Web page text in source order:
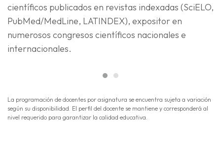
científicos publicados en revistas indexadas (SciELO,
PubMed/MedLine, LATINDEX), expositor en
numerosos congresos científicos nacionales e
internacionales.
La programación de docentes por asignatura se encuentra sujeta a variación
según su disponibilidad. El perfil del docente se mantiene y corresponderá al
nivel requerido para garantizar la calidad educativa.